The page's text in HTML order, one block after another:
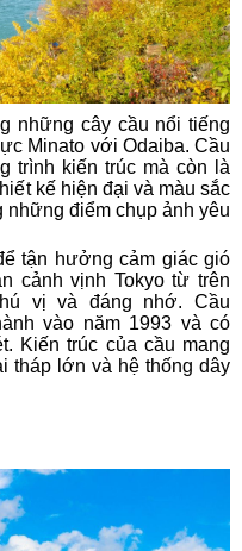
những cây cầu nổi tiếng
Minato với Odaiba. Cầu
trình kiến trúc mà còn là
kế hiện đại và màu sắc
những điểm chụp ảnh yêu
tận hưởng cảm giác gió
cảnh vịnh Tokyo từ trên
vị và đáng nhớ. Cầu
vào năm 1993 và có
Kiến trúc của cầu mang
tháp lớn và hệ thống dây